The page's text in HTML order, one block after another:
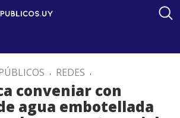
. REDES .
conveniar con
agua embotellada